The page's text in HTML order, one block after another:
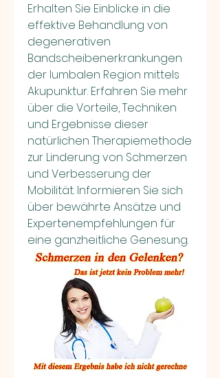
Erhalten Sie Einblicke in die
effektive Behandlung von
degenerativen
Bandscheibenerkrankungen
der lumbalen Region mittels
Akupunktur. Erfahren Sie mehr
über die Vorteile, Techniken
und Ergebnisse dieser
natürlichen Therapiemethode
zur Linderung von Schmerzen
und Verbesserung der
Mobilität. Informieren Sie sich
über bewährte Ansätze und
Expertenempfehlungen für
eine ganzheitliche Genesung.